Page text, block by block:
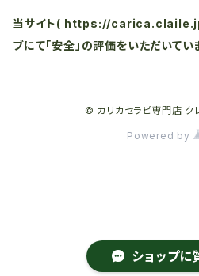
ショップに
当サイト( https://carica.claile.jp/
ブにて「安全」の評価をいただいてい
© カリカセラピ専門店 ク
Powered by